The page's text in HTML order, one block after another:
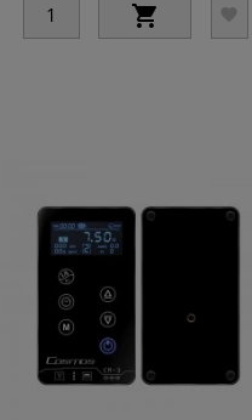
 